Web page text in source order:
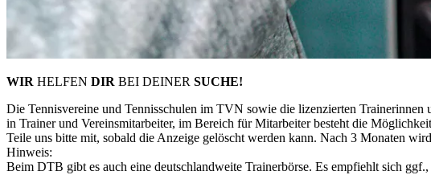
WIR HELFEN DIR BEI DEINER SUCHE!
Die Tennisvereine und Tennisschulen im TVN sowie die lizenzierten
in Trainer und Vereinsmitarbeiter, im Bereich für Mitarbeiter besteht die
Teile uns bitte mit, sobald die Anzeige gelöscht werden kann. Nach 3 Monaten
Hinweis:
Beim DTB gibt es auch eine deutschlandweite Trainerbörse. Es empfiehlt sich